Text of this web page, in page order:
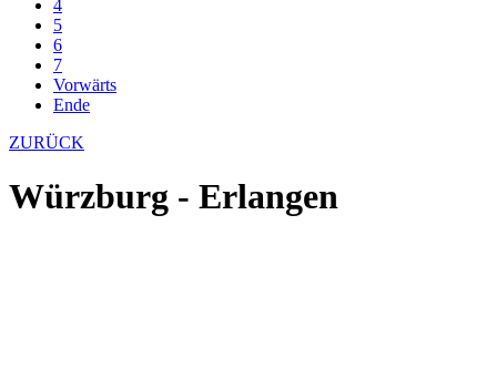
4
5
6
7
Vorwärts
Ende
ZURÜCK
Würzburg - Erlangen